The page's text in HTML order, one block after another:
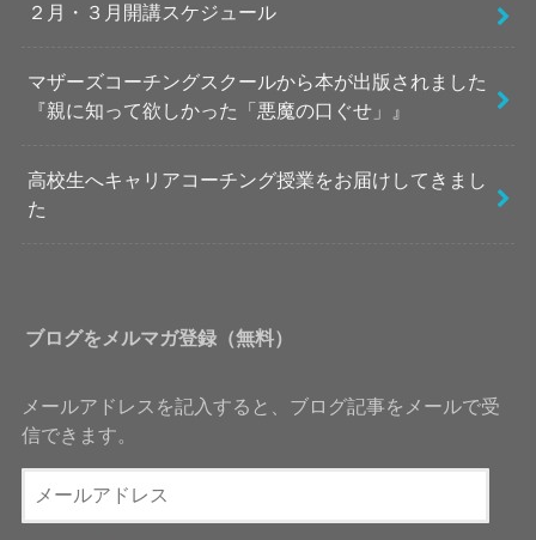
２月・３月開講スケジュール
マザーズコーチングスクールから本が出版されました
『親に知って欲しかった「悪魔の口ぐせ」』
高校生へキャリアコーチング授業をお届けしてきまし
た
ブログをメルマガ登録（無料）
メールアドレスを記入すると、ブログ記事をメールで受
信できます。
ー